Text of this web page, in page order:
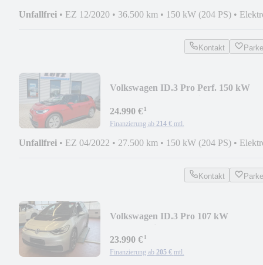
Unfallfrei • EZ 12/2020 • 36.500 km • 150 kW (204 PS) •
Kontakt
Volkswagen ID.3 Pro Perf. 150 kW
24.990 €¹
Finanzierung ab 214 € mtl.
Unfallfrei • EZ 04/2022 • 27.500 km • 150 kW (204 PS) •
Kontakt
Volkswagen ID.3 Pro 107 kW
23.990 €¹
Finanzierung ab 205 € mtl.